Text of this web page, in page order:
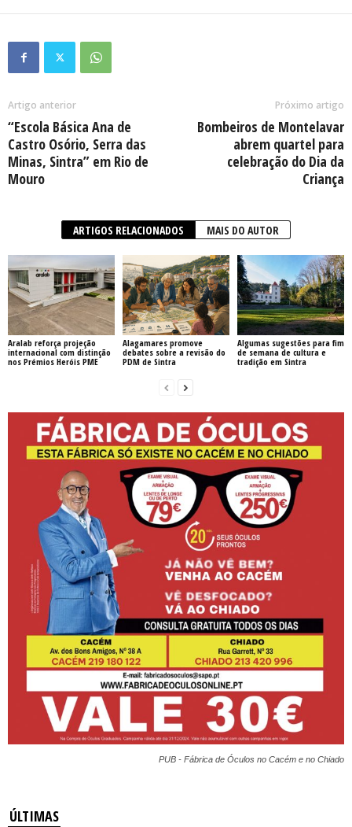
Artigo anterior
“Escola Básica Ana de
Castro Osório, Serra das
Minas, Sintra” em Rio de
Mouro
Próximo artigo
Bombeiros de Montelavar
abrem quartel para
celebração do Dia da
Criança
ARTIGOS RELACIONADOS MAIS DO AUTOR
Aralab reforça projeção
internacional com distinção
nos Prémios Heróis PME
Alagamares promove
debates sobre a revisão do
PDM de Sintra
Algumas sugestões para fim
de semana de cultura e
tradição em Sintra
PUB - Fábrica de Óculos no Cacém e no Chiado
ÚLTIMAS